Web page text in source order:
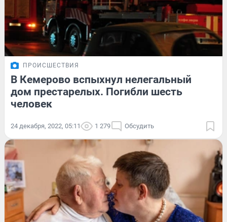
ПРОИСШЕСТВИЯ
В Кемерово вспыхнул нелегальный
дом престарелых. Погибли шесть
человек
24 декабря, 2022, 05:11 1 279 Обсудить